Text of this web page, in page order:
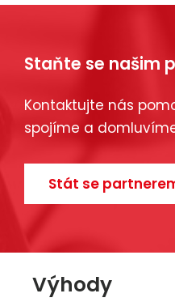
Staňte se našim
Kontaktujte nás
spojíme a
Stát se
Výhody